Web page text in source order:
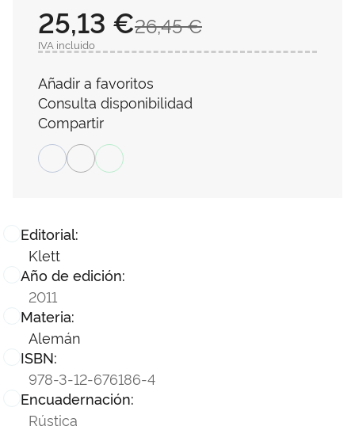
Editorial:
Klett
Año de edición:
2011
Materia:
Alemán
ISBN:
978-3-12-676186-4
Encuadernación:
Rústica
26,45 €
25,13 €
IVA incluido
Añadir a favoritos
Consulta disponibilidad
Compartir